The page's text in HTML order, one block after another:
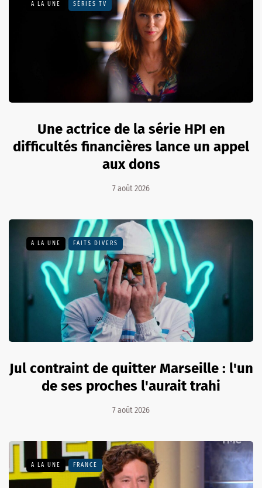
A LA UNE SÉRIES TV
Une actrice de la série HPI en
difficultés financières lance un appel
aux dons
7 août 2026
A LA UNE FAITS DIVERS
Jul contraint de quitter Marseille : l'un
de ses proches l'aurait trahi
7 août 2026
A LA UNE FRANCE